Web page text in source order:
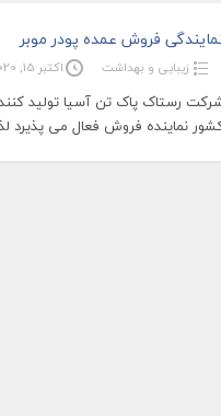
فروش عمده پودر موبر
زیبایی و بهداشت اکتبر 15, 2020
رستاک پاک تن آسیا تولید کننده
نماینده فروش فعال می پذیرد